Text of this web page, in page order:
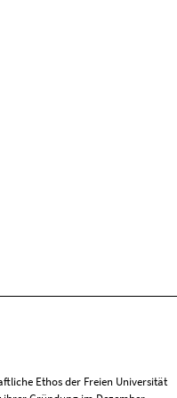
Ethos der Freien Universität